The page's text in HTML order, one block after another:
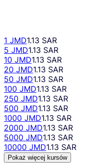
1 JMD1.13 SAR
5 JMD1.13 SAR
10 JMD1.13 SAR
20 JMD1.13 SAR
50 JMD1.13 SAR
100 JMD1.13 SAR
250 JMD1.13 SAR
500 JMD1.13 SAR
1000 JMD1.13 SAR
2000 JMD1.13 SAR
5000 JMD1.13 SAR
10000 JMD1.13 SAR
Pokaż więcej kursów